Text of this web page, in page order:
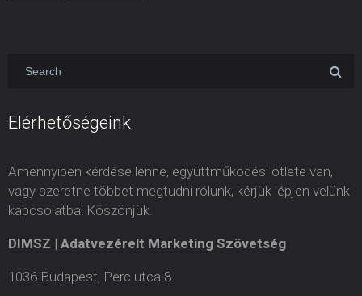
Elérhetőségeink
Amennyiben kérdése lenne, együttműködési ötlete van,
vagy szeretne többet megtudni rólunk, kérjük lépjen velünk
kapcsolatba! Köszönjük.
DIMSZ | Adatvezérelt Marketing Szövetség
1036 Budapest, Perc utca 8.